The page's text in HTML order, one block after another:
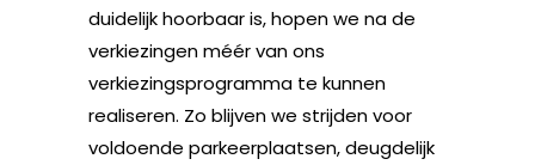
duidelijk hoorbaar is, hopen we na de
verkiezingen méér van ons
verkiezingsprogramma te kunnen
realiseren. Zo blijven we strijden voor
voldoende parkeerplaatsen, deugdelijk